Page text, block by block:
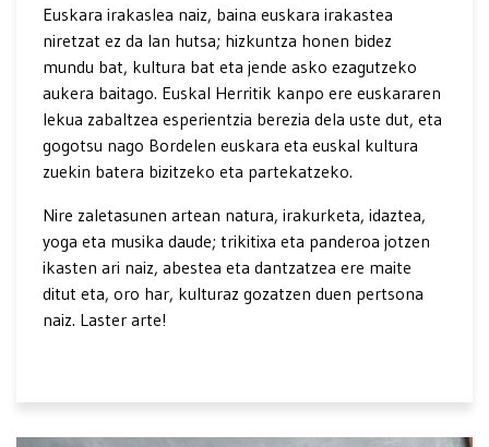
Euskara irakaslea naiz, baina euskara irakastea
niretzat ez da lan hutsa; hizkuntza honen bidez
mundu bat, kultura bat eta jende asko ezagutzeko
aukera baitago. Euskal Herritik kanpo ere euskararen
lekua zabaltzea esperientzia berezia dela uste dut, eta
gogotsu nago Bordelen euskara eta euskal kultura
zuekin batera bizitzeko eta partekatzeko.
Nire zaletasunen artean natura, irakurketa, idaztea,
yoga eta musika daude; trikitixa eta panderoa jotzen
ikasten ari naiz, abestea eta dantzatzea ere maite
ditut eta, oro har, kulturaz gozatzen duen pertsona
naiz. Laster arte!